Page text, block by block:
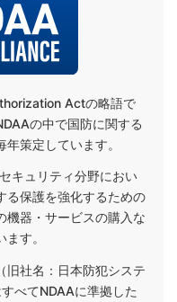
Actの略語で
の中で国防に関する
策定しています。
キュリティ分野におい
る保護を強化するための
機器・サービスの購入な
す。
旧社名：日本防犯システ
べてNDAAに準拠した